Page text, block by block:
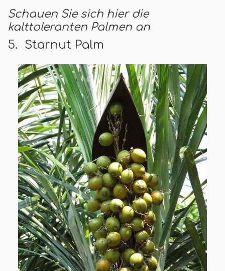
Schauen Sie sich hier die
kalttoleranten Palmen an
5. Starnut Palm